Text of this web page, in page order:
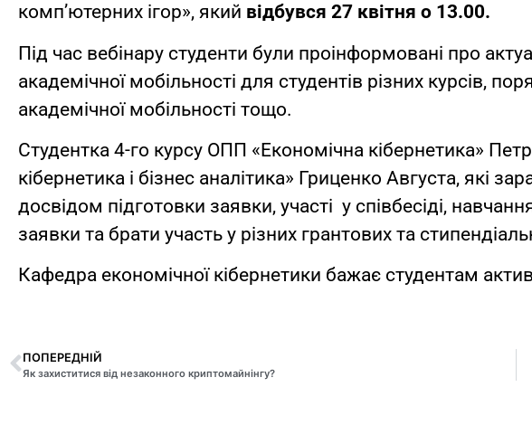
комп’ютерних ігор», який відбувся 27 квітня о 13.00.
Під час вебінару студенти були проінформовані про
академічної мобільності для студентів різних курсів,
академічної мобільності тощо.
Студентка 4-го курсу ОПП «Економічна кібернетика»
кібернетика і бізнес аналітика» Гриценко Августа, які
досвідом підготовки заявки, участі у співбесіді,
заявки та брати участь у різних грантових та
Кафедра економічної кібернетики бажає студентам
ПОПЕРЕДНІЙ
Як захиститися від незаконного криптомайнінгу?